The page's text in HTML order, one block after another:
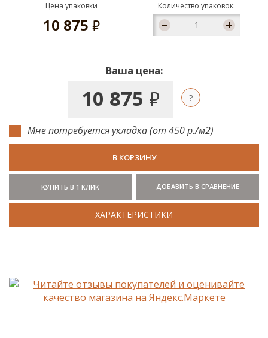
Цена упаковки
10 875 руб.
Количество упаковок:
Ваша цена:
10 875 руб.
Мне потребуется укладка (от 450 р./м2)
В КОРЗИНУ
КУПИТЬ В 1 КЛИК ДОБАВИТЬ В СРАВНЕНИЕ
ХАРАКТЕРИСТИКИ